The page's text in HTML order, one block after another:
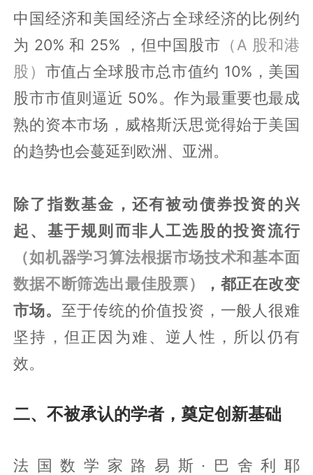
中国经济和美国经济占全球经济的比例约
为 20% 和 25% ，但中国股市 （A 股和港
股） 市值占全球股市总市值约 10%，美国
股市市值则逼近 50%。作为最重要也最成
熟的资本市场，威格斯沃思觉得始于美国
的趋势也会蔓延到欧洲、亚洲。
除了指数基金，还有被动债券投资的兴
起、基于规则而非人工选股的投资流行
（如机器学习算法根据市场技术和基本面
数据不断筛选出最佳股票）
，都正在改变
市场。 至于传统的价值投资，一般人很难
坚持，但正因为难、逆人性，所以仍有
效。
二、不被承认的学者，奠定创新基础
法国数学家路易斯·巴舍利耶